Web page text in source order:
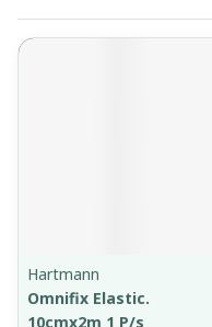
Hartmann
Omnifix Elastic.
10cmx2m 1 P/s